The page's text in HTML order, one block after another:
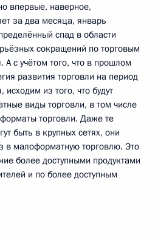
впервые, наверное,
за два месяца, январь
спад в области
сокращений по торговым
А с учётом того, что в прошлом
развития торговли на период
из того, что будут
виды торговли, в том числе
торговли. Даже те
быть в крупных сетях, они
в малоформатную торговлю. Это
более доступными продуктами
и по более доступным